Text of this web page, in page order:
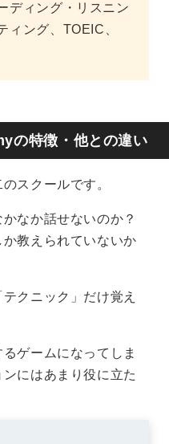
ディング・リスニン
ィング、TOEIC、
特徴・他との違い
スクールです。
なか話せないのか？
教えられていないか
クニック」だけ覚え
ゲームになってしま
にはあまり役に立た